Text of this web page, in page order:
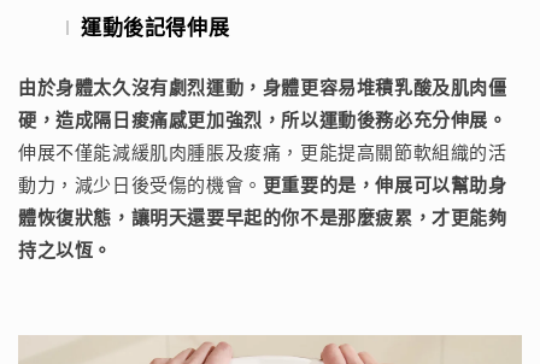
運動後記得伸展
由於身體太久沒有劇烈運動，身體更容易堆積乳酸及肌肉僵
硬，造成隔日痠痛感更加強烈，所以運動後務必充分伸展。
伸展不僅能減緩肌肉腫脹及痠痛，更能提高關節軟組織的活
動力，減少日後受傷的機會。 更重要的是，伸展可以幫助身
體恢復狀態，讓明天還要早起的你不是那麼疲累，才更能夠
持之以恆。